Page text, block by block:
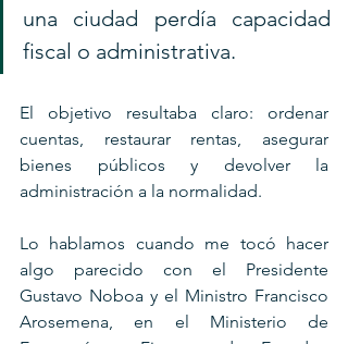
una ciudad perdía capacidad
fiscal o administrativa.
El objetivo resultaba claro: ordenar
cuentas, restaurar rentas, asegurar
bienes públicos y devolver la
administración a la normalidad.
Lo hablamos cuando me tocó hacer
algo parecido con el Presidente
Gustavo Noboa y el Ministro Francisco
Arosemena, en el Ministerio de